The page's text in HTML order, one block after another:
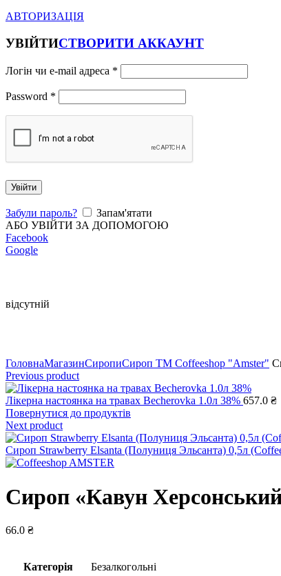
АВТОРИЗАЦІЯ
УВІЙТИСТВОРИТИ АККАУНТ
Логін чи e-mail адреса *
Password *
Увійти
Забули пароль?
Запам'ятати
АБО УВІЙТИ ЗА ДОПОМОГОЮ
Facebook
Google
відсутній
ГоловнаМагазинСиропиСироп TM Coffeeshop "Amster"
Previous product
Лікерна настоянка на травах Becherovka 1.0л 38% 657.0 ₴
Повернутися до продуктів
Next product
Сироп Strawberry Elsanta (Полуниця Эльсанта) 0,5л
Сироп «Кавун
66.0 ₴
Категорія Безалкогольні